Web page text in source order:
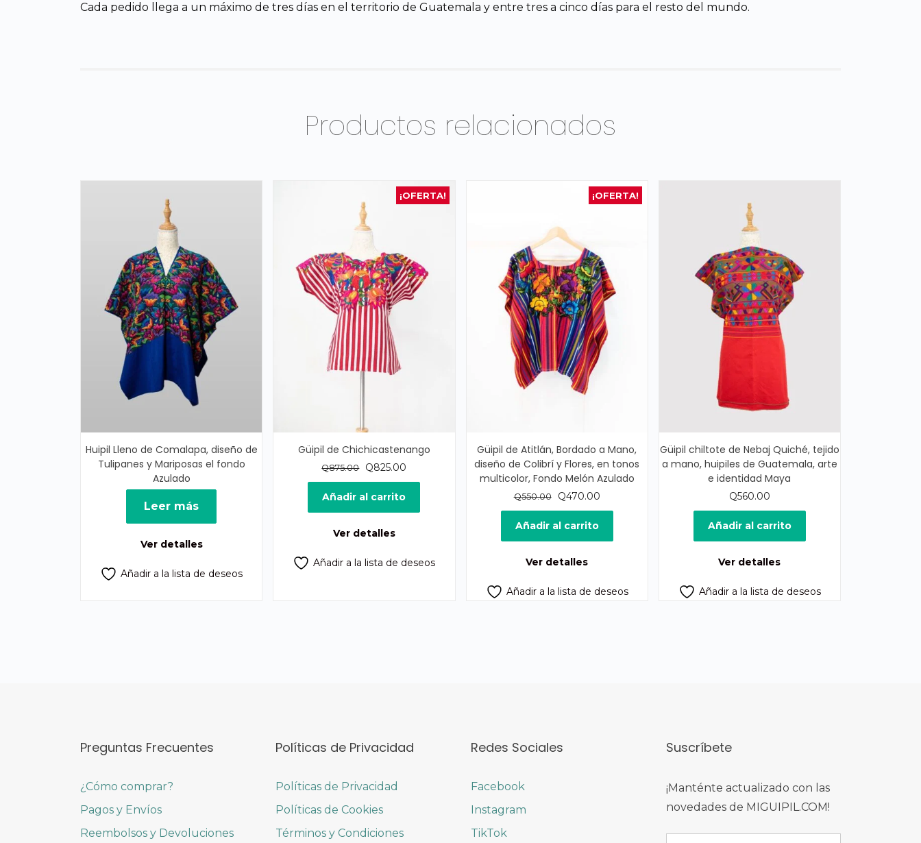
Cada pedido llega a un máximo de tres días en el territorio de Guatemala y entre tres a cinco días para el resto del mundo.
Productos relacionados
Huipil Lleno de Comalapa, diseño de
Tulipanes y Mariposas el fondo
Azulado
Leer más
Ver detalles
Añadir a la lista de deseos
¡OFERTA!
Güipil de Chichicastenango
Q875.00
El
precio
original
era:
Q825.00
precio
es:
Añadir al carrito
Ver detalles
Añadir a la lista de deseos
¡OFERTA!
Güipil de Atitlán, Bordado a Mano,
diseño de Colibrí y Flores, en tonos
multicolor, Fondo Melón Azulado
Q550.00
El
precio
original
era:
Q470.00El
precio
es:
Añadir al carrito
Ver detalles
Añadir a la lista de deseos
Güipil chiltote de Nebaj Quiché, tejido
a mano, huipiles de Guatemala, arte
e identidad Maya
Q560.00
Añadir al carrito
Ver detalles
Añadir a la lista de deseos
Preguntas Frecuentes
¿Cómo comprar?
Pagos y Envíos
Reembolsos y Devoluciones
Políticas de Privacidad
Políticas de Privacidad
Políticas de Cookies
Términos y Condiciones
Redes Sociales
Facebook
Instagram
TikTok
Suscríbete
¡Manténte actualizado con las
novedades de MIGUIPIL.COM!